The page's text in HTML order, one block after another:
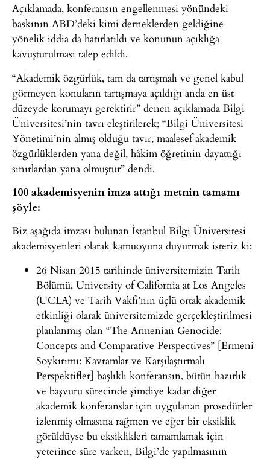
Açıklamada, konferansın engellenmesi yönündeki
baskının ABD’deki kimi derneklerden geldiğine
yönelik iddia da hatırlatıldı ve konunun açıklığa
kavuşturulması talep edildi.
“Akademik özgürlük, tam da tartışmalı ve genel kabul
görmeyen konuların tartışmaya açıldığı anda en üst
düzeyde korumayı gerektirir” denen açıklamada Bilgi
Üniversitesi’nin tavrı eleştirilerek; “Bilgi Üniversitesi
Yönetimi’nin almış olduğu tavır, maalesef akademik
özgürlüklerden yana değil, hâkim öğretinin dayattığı
sınırlardan yana olmuştur” dendi.
100 akademisyenin imza attığı metnin tamamı
şöyle:
Biz aşağıda imzası bulunan İstanbul Bilgi Üniversitesi
akademisyenleri olarak kamuoyuna duyurmak isteriz ki:
26 Nisan 2015 tarihinde üniversitemizin Tarih
Bölümü, University of California at Los Angeles
(UCLA) ve Tarih Vakfı’nın üçlü ortak akademik
etkinliği olarak üniversitemizde gerçekleştirilmesi
planlanmış olan “The Armenian Genocide:
Concepts and Comparative Perspectives” [Ermeni
Soykırımı: Kavramlar ve Karşılaştırmalı
Perspektifler] başlıklı konferansın, bütün hazırlık
ve başvuru sürecinde şimdiye kadar diğer
akademik konferanslar için uygulanan prosedürler
izlenmiş olmasına rağmen ve eğer bir eksiklik
görüldüyse bu eksiklikleri tamamlamak için
yeterince süre varken, Bilgi’de yapılmasının